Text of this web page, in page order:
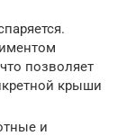
позволяет
крыши
и